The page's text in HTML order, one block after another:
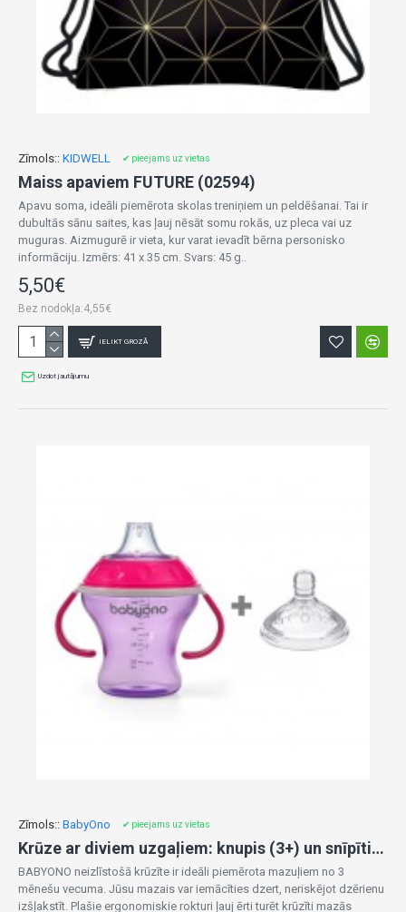
Zīmols:: KIDWELL ✔ pieejams uz vietas
Maiss apaviem FUTURE (02594)
Apavu soma, ideāli piemērota skolas treniņiem un peldēšanai. Tai ir
dubultās sānu saites, kas ļauj nēsāt somu rokās, uz pleca vai uz
muguras. Aizmugurē ir vieta, kur varat ievadīt bērna personisko
informāciju. Izmērs: 41 x 35 cm. Svars: 45 g..
5,50€
Bez nodokļa:4,55€
IELIKT GROZĀ
Uzdot jautājumu
Zīmols:: BabyOno ✔ pieejams uz vietas
Krūze ar diviem uzgaļiem: knupis (3+) un snīpītis, 180 ml 1456/03
BABYONO neizlīstošā krūzīte ir ideāli piemērota mazuļiem no 3
mēnešu vecuma. Jūsu mazais var iemācīties dzert, neriskējot dzērienu
izšļakstīt. Plašie ergonomiskie rokturi ļauj ērti turēt krūzīti mazās